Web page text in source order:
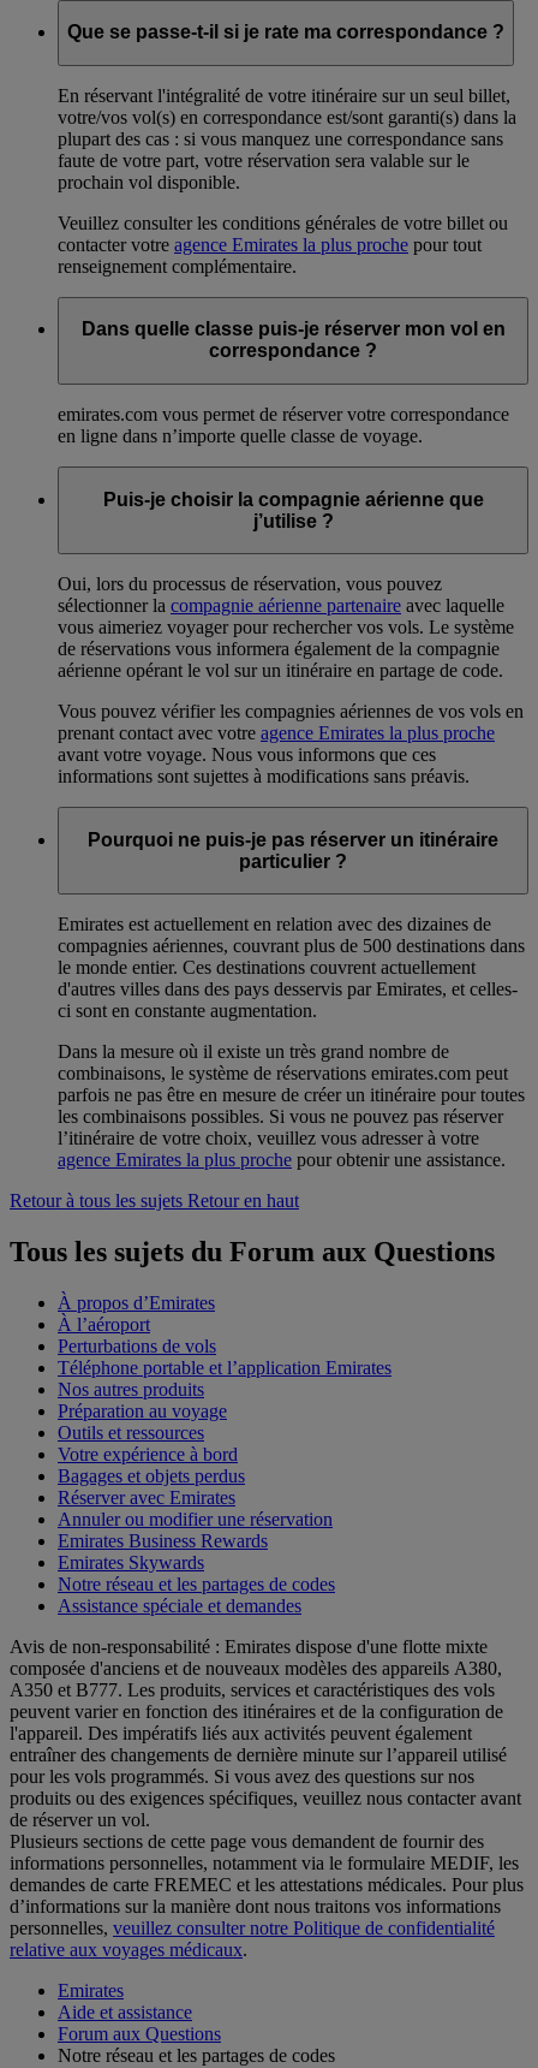
Que se passe-t-il si je rate ma correspondance ?
En réservant l'intégralité de votre itinéraire sur un seul billet,
votre/vos vol(s) en correspondance est/sont garanti(s) dans la
plupart des cas : si vous manquez une correspondance sans
faute de votre part, votre réservation sera valable sur le
prochain vol disponible.
Veuillez consulter les conditions générales de votre billet ou
contacter votre agence Emirates la plus proche pour tout
renseignement complémentaire.
Dans quelle classe puis-je réserver mon vol en
correspondance ?
emirates.com vous permet de réserver votre correspondance
en ligne dans n’importe quelle classe de voyage.
Puis-je choisir la compagnie aérienne que
j’utilise ?
Oui, lors du processus de réservation, vous pouvez
sélectionner la compagnie aérienne partenaire avec laquelle
vous aimeriez voyager pour rechercher vos vols. Le système
de réservations vous informera également de la compagnie
aérienne opérant le vol sur un itinéraire en partage de code.
Vous pouvez vérifier les compagnies aériennes de vos vols en
prenant contact avec votre agence Emirates la plus proche
avant votre voyage. Nous vous informons que ces
informations sont sujettes à modifications sans préavis.
Pourquoi ne puis-je pas réserver un itinéraire
particulier ?
Emirates est actuellement en relation avec des dizaines de
compagnies aériennes, couvrant plus de 500 destinations dans
le monde entier. Ces destinations couvrent actuellement
d'autres villes dans des pays desservis par Emirates, et celles-
ci sont en constante augmentation.
Dans la mesure où il existe un très grand nombre de
combinaisons, le système de réservations emirates.com peut
parfois ne pas être en mesure de créer un itinéraire pour toutes
les combinaisons possibles. Si vous ne pouvez pas réserver
l’itinéraire de votre choix, veuillez vous adresser à votre
agence Emirates la plus proche pour obtenir une assistance.
Retour à tous les sujets Retour en haut
Tous les sujets du Forum aux Questions
À propos d’Emirates
À l’aéroport
Perturbations de vols
Téléphone portable et l’application Emirates
Nos autres produits
Préparation au voyage
Outils et ressources
Votre expérience à bord
Bagages et objets perdus
Réserver avec Emirates
Annuler ou modifier une réservation
Emirates Business Rewards
Emirates Skywards
Notre réseau et les partages de codes
Assistance spéciale et demandes
Avis de non-responsabilité : Emirates dispose d'une flotte mixte
composée d'anciens et de nouveaux modèles des appareils A380,
A350 et B777. Les produits, services et caractéristiques des vols
peuvent varier en fonction des itinéraires et de la configuration de
l'appareil. Des impératifs liés aux activités peuvent également
entraîner des changements de dernière minute sur l’appareil utilisé
pour les vols programmés. Si vous avez des questions sur nos
produits ou des exigences spécifiques, veuillez nous contacter avant
de réserver un vol.
Plusieurs sections de cette page vous demandent de fournir des
informations personnelles, notamment via le formulaire MEDIF, les
demandes de carte FREMEC et les attestations médicales. Pour plus
d’informations sur la manière dont nous traitons vos informations
personnelles, veuillez consulter notre Politique de confidentialité
relative aux voyages médicaux.
Emirates
Aide et assistance
Forum aux Questions
Notre réseau et les partages de codes